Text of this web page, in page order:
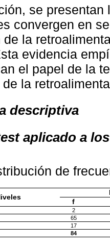
se
convergen en
de la
evidencia
el papel de la
la
descriptiva
aplicado a
de
f
2
65
17
84